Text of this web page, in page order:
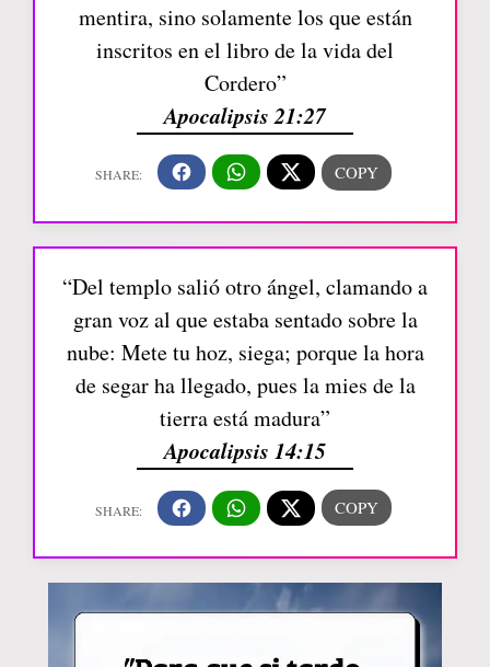
mentira, sino solamente los que están
inscritos en el libro de la vida del
Cordero”
Apocalipsis 21:27
“Del templo salió otro ángel, clamando a
gran voz al que estaba sentado sobre la
nube: Mete tu hoz, siega; porque la hora
de segar ha llegado, pues la mies de la
tierra está madura”
Apocalipsis 14:15